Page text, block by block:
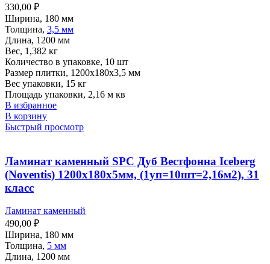
330,00 ₽
Ширина, 180 мм
Толщина, 3,5 мм
Длина, 1200 мм
Вес, 1,382 кг
Количество в упаковке, 10 шт
Размер плитки, 1200х180х3,5 мм
Вес упаковки, 15 кг
Площадь упаковки, 2,16 м кв
В избранное
В корзину
Быстрый просмотр
Ламинат каменный SPC Дуб Вестфонна Iceberg
(Noventis) 1200х180х5мм, (1уп=10шт=2,16м2), 31
класс
Ламинат каменный
490,00 ₽
Ширина, 180 мм
Толщина, 5 мм
Длина, 1200 мм